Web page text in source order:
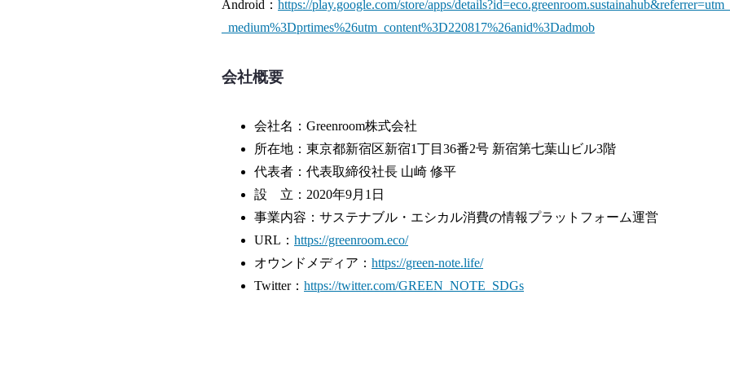
Android： https://play.google.com/store/apps/
_medium%3Dprtimes%26utm_content%3D220817%26anid%3Dadmob
会社概要
会社名：Greenroom株式会社
所在地：東京都新宿区新宿1丁⽬36番2号 新宿第七葉⼭ビル3階
代表者：代表取締役社⻑ ⼭崎 修平
設 立：2020年9⽉1⽇
事業内容：サステナブル・エシカル消費の情報プラットフォーム運営
URL： https://greenroom.eco/
オウンドメディア： https://green-note.life/
Twitter： https://twitter.com/GREEN_NOTE_SDGs